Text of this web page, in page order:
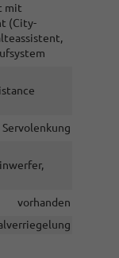
mit
(City-
Servolenkung
vorhanden